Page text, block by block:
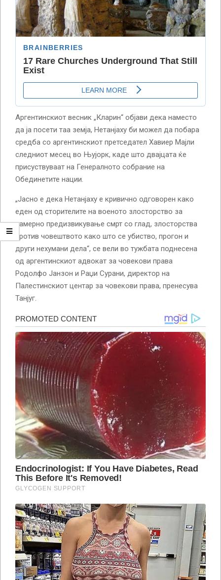
Аргентинскиот весник „Кларин“ објави дека наместо
да ја посети таа земја, Нетанјаху би можел да побара
средба со аргентинскиот претседател Хавиер Мајли
следниот месец во Њујорк, каде што двајцата ќе
присуствуваат на Генералното собрание на
Обединетите нации.
„Јасно е дека Нетанјаху е кривично одговорен како
еден од сторителите на военото злосторство за
намерно предизвикување смрт со глад, злосторства
против човештвото како што се убиство, прогон и
други нехумани дела“, се вели во тужбата поднесена
од аргентинскиот адвокат за човекови права
Родолфо Јанзон и Раџи Сурани, директор на
Палестинскиот центар за човекови права, пренесува
Танјуг.